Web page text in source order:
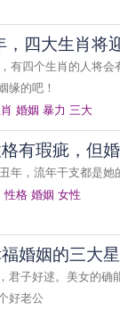
，四大生肖将
有四个生肖的人将
缘的吧！
婚姻 暴力 三大
有瑕疵，但
年，流年干支都是
性格 婚姻 女性
婚姻的三大
君子好逑。美女的确
好老公